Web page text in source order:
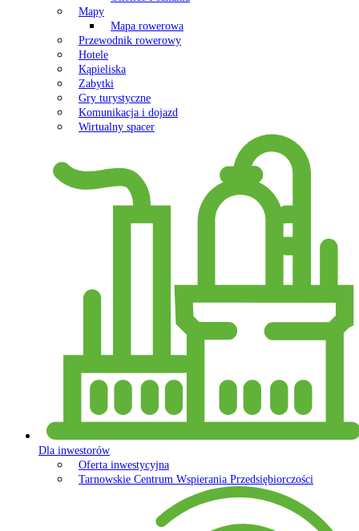
Mapy
Mapa rowerowa
Przewodnik rowerowy
Hotele
Kąpieliska
Zabytki
Gry turystyczne
Komunikacja i dojazd
Wirtualny spacer
Dla inwestorów
Oferta inwestycyjna
Tarnowskie Centrum Wspierania Przedsiębiorczości